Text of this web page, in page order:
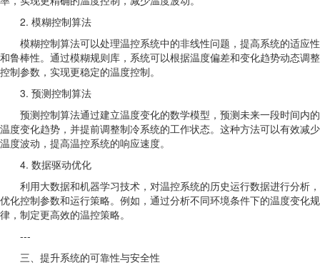
2. 模糊控制算法
模糊控制算法可以处理温控系统中的非线性问题，提高系统的适应性
和鲁棒性。通过模糊规则库，系统可以根据温度偏差和变化趋势动态调整
控制参数，实现更稳定的温度控制。
3. 预测控制算法
预测控制算法通过建立温度变化的数学模型，预测未来一段时间内的
温度变化趋势，并提前调整制冷系统的工作状态。这种方法可以有效减少
温度波动，提高温控系统的响应速度。
4. 数据驱动优化
利用大数据和机器学习技术，对温控系统的历史运行数据进行分析，
优化控制参数和运行策略。例如，通过分析不同环境条件下的温度变化规
律，制定更高效的温控策略。
---
三、提升系统的可靠性与安全性